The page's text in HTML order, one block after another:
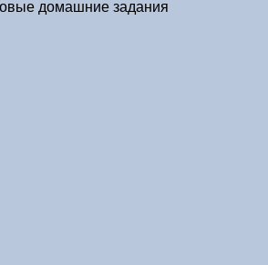
домашние задания